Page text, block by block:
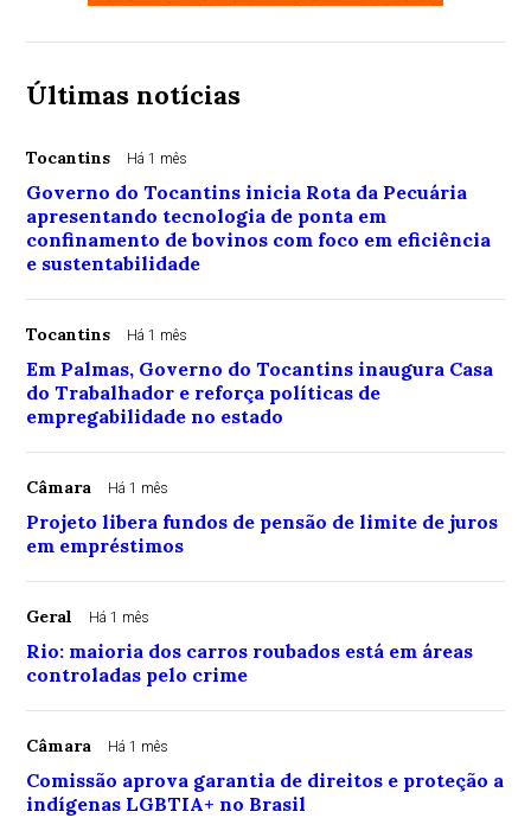
Últimas notícias
Tocantins Há 1 mês
Governo do Tocantins inicia Rota da Pecuária
apresentando tecnologia de ponta em
confinamento de bovinos com foco em eficiência
e sustentabilidade
Tocantins Há 1 mês
Em Palmas, Governo do Tocantins inaugura Casa
do Trabalhador e reforça políticas de
empregabilidade no estado
Câmara Há 1 mês
Projeto libera fundos de pensão de limite de juros
em empréstimos
Geral Há 1 mês
Rio: maioria dos carros roubados está em áreas
controladas pelo crime
Câmara Há 1 mês
Comissão aprova garantia de direitos e proteção a
indígenas LGBTIA+ no Brasil